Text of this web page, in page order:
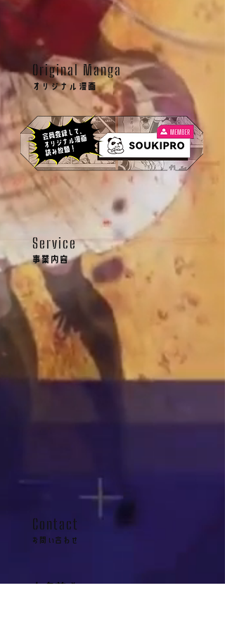
お名前
Original Manga
オリジナル漫画
Service
事業内容
Contact
お問い合わせ